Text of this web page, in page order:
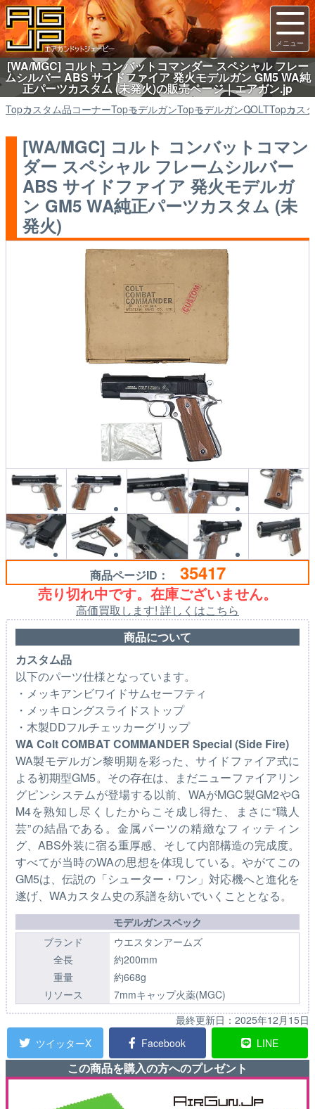
[WA/MGC] コルト コンバットコマンダー スペシャル フレー
ムシルバー ABS サイドファイア 発火モデルガン GM5 WA純
正パーツカスタム (未発火)の販売ページ｜エアガン.jp
Topカスタム品コーナーTopモデルガンTopモデルガンCOLTTopカス
[WA/MGC] コルト コンバットコマン
ダー スペシャル フレームシルバー
ABS サイドファイア 発火モデルガ
ン GM5 WA純正パーツカスタム (未
発火)
商品ページID： 35417
売り切れ中です。在庫ございません。
高価買取します! 詳しくはこちら
商品について
カスタム品
以下のパーツ仕様となっています。
・メッキアンビワイドサムセーフティ
・メッキロングスライドストップ
・木製DDフルチェッカーグリップ
WA Colt COMBAT COMMANDER Special (Side Fire)
WA製モデルガン黎明期を彩った、サイドファイア式に
よる初期型GM5。その存在は、まだニューファイアリン
グピンシステムが登場する以前、WAがMGC製GM2やG
M4を熟知し尽くしたからこそ成し得た、まさに“職人
芸”の結晶である。金属パーツの精緻なフィッティン
グ、ABS外装に宿る重厚感、そして内部構造の完成度。
すべてが当時のWAの思想を体現している。やがてこの
GM5は、伝説の「シューター・ワン」対応機へと進化を
遂げ、WAカスタム史の系譜を紡いでいくこととなる。
モデルガンスペック
ブランド
ウエスタンアームズ
全長
約200mm
重量
約668g
リソース
7mmキャップ火薬(MGC)
最終更新日： 2025年12月15日
ツイッターX
Facebook LINE
この商品を購入の方へのプレゼント